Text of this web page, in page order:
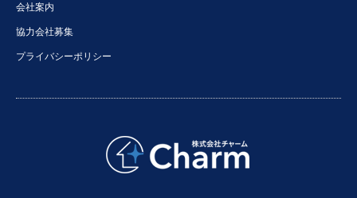
会社案内
協力会社募集
プライバシーポリシー